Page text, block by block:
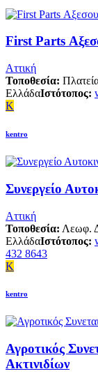
First Parts
Αττική
Τοποθεσία:
ΕλλάδαΙστότοπος:
K
kentro
Συνεργείο
Αττική
Τοποθεσία: Λεωφ.
ΕλλάδαΙστότοπος:
432 8643
K
kentro
Αγροτικός
Ακτινιδίων